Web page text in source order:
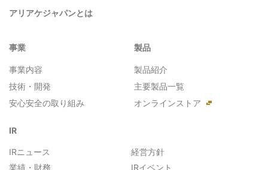
アリアケジャパンとは
事業
事業内容
技術・開発
安心安全の取り組み
製品
製品紹介
主要製品一覧
オンラインストア
IR
IRニュース
経営方針
業績・財務
IRイベント